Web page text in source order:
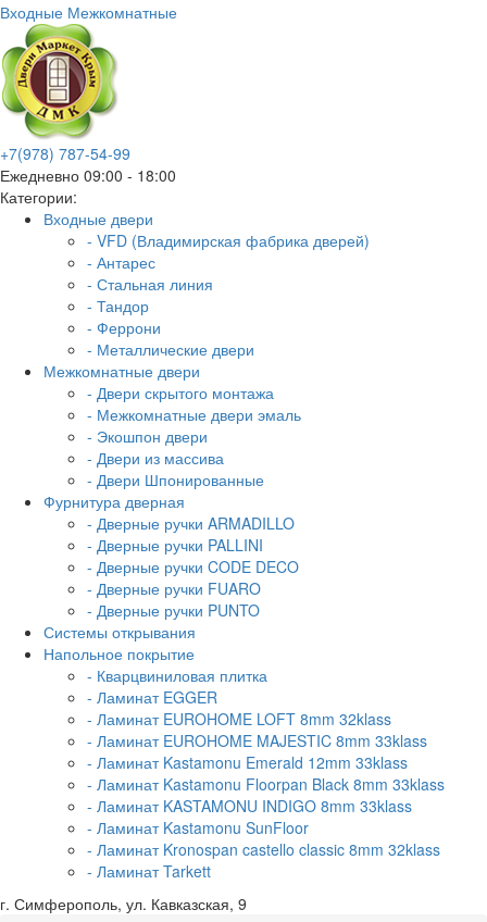
Входные Межкомнатные
+7(978) 787-54-99
Ежедневно 09:00 - 18:00
Категории:
Входные двери
- VFD (Владимирская фабрика дверей)
- Антарес
- Стальная линия
- Тандор
- Феррони
- Металлические двери
Межкомнатные двери
- Двери скрытого монтажа
- Межкомнатные двери эмаль
- Экошпон двери
- Двери из массива
- Двери Шпонированные
Фурнитура дверная
- Дверные ручки ARMADILLO
- Дверные ручки PALLINI
- Дверные ручки CODE DECO
- Дверные ручки FUARO
- Дверные ручки PUNTO
Системы открывания
Напольное покрытие
- Кварцвиниловая плитка
- Ламинат EGGER
- Ламинат EUROHOME LOFT 8mm 32klass
- Ламинат EUROHOME MAJESTIC 8mm 33klass
- Ламинат Kastamonu Emerald 12mm 33klass
- Ламинат Kastamonu Floorpan Black 8mm 33klass
- Ламинат KASTAMONU INDIGO 8mm 33klass
- Ламинат Kastamonu SunFloor
- Ламинат Kronospan castello classic 8mm 32klass
- Ламинат Tarkett
г. Симферополь, ул. Кавказская, 9